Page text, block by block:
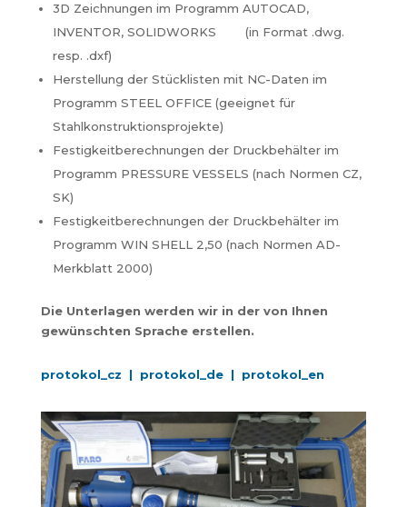
3D Zeichnungen im Programm AUTOCAD,
INVENTOR, SOLIDWORKS (in Format .dwg.
resp. .dxf)
Herstellung der Stücklisten mit NC-Daten im
Programm STEEL OFFICE (geeignet für
Stahlkonstruktionsprojekte)
Festigkeitberechnungen der Druckbehälter im
Programm PRESSURE VESSELS (nach Normen CZ,
SK)
Festigkeitberechnungen der Druckbehälter im
Programm WIN SHELL 2,50 (nach Normen AD-
Merkblatt 2000)
Die Unterlagen werden wir in der von Ihnen
gewünschten Sprache erstellen.
protokol_cz | protokol_de | protokol_en